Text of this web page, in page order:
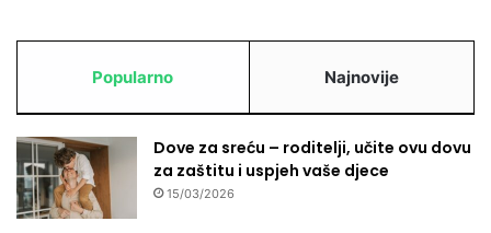
Popularno Najnovije
Dove za sreću – roditelji, učite ovu dovu
za zaštitu i uspjeh vaše djece
15/03/2026